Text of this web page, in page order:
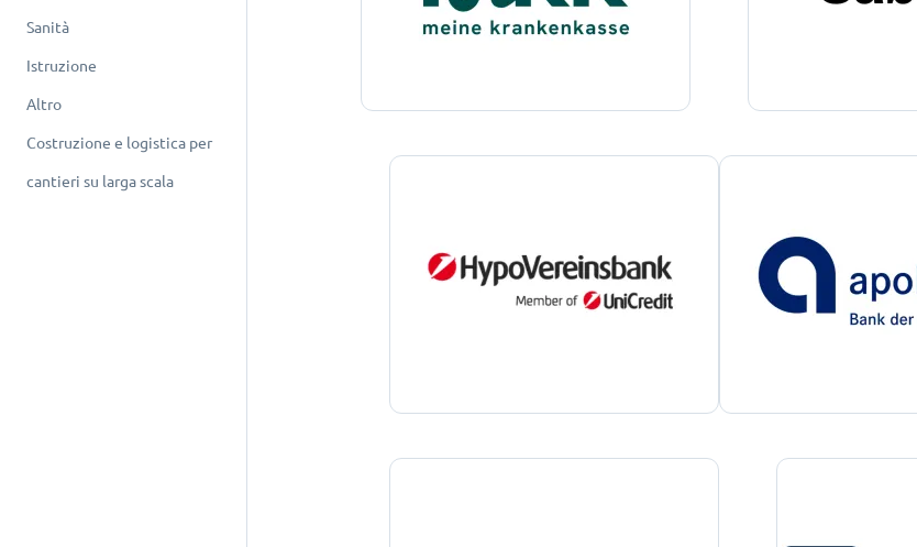
Sanità
Istruzione
Altro
Costruzione e logistica per
cantieri su larga scala